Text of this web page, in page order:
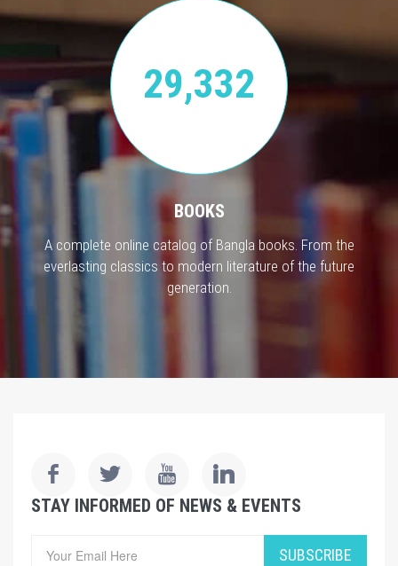
29,332
BOOKS
A complete online catalog of Bangla books. From the
everlasting classics to modern literature of the future
generation.
STAY INFORMED OF NEWS & EVENTS
SUBSCRIBE